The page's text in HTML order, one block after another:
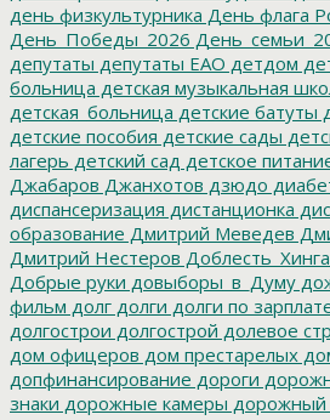
день физкультурника День флага
День_Победы_2026
депутаты депутаты ЕАО детдом
больница детская музыкальная
детская_больница детские батуты
детские пособия детские сады
лагерь детский сад детское
Джабаров Джанхотов дзюдо
диспансеризация дистанционка
образование Дмитрий Меведев
Дмитрий Нестеров
Добрые руки довыборы_в_Думу
фильм долг долги долги по
долгострои долгострой долевое
дом офицеров дом престарелых
допфинансирование дороги
знаки дорожные камеры дорожный